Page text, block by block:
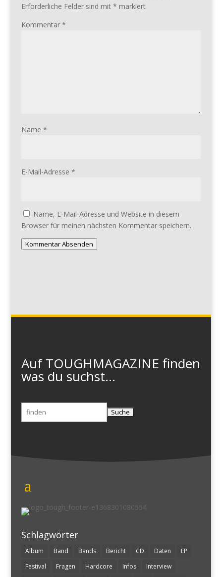
Erforderliche Felder sind mit * markiert
Kommentar *
Name *
E-Mail-Adresse *
Name, E-Mail-Adresse und Website in diesem
Browser für meinen nächsten Kommentar speichern.
Kommentar Absenden
Auf TOUGHMAGAZINE finden
was du suchst...
Suchen
Schlagwörter
Album Band Bands Bericht CD Daten
EP
Festival
Fragen Hardcore Infos Interview